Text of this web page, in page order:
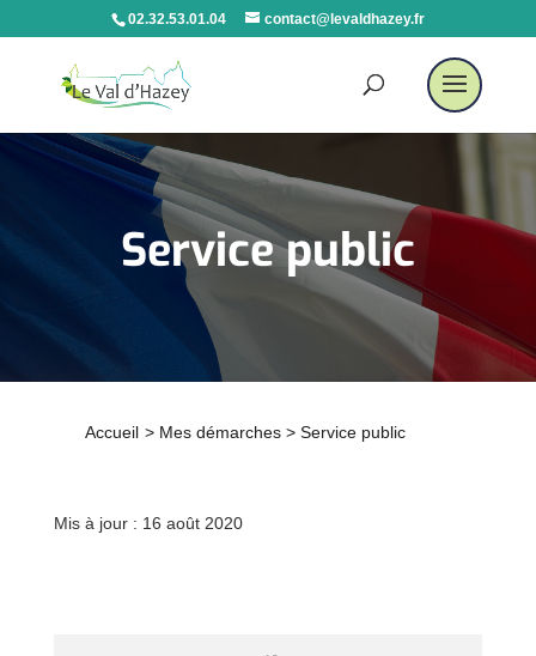
02.32.53.01.04 contact@levaldhazey.fr
Service public
Accueil > Mes démarches > Service public
Mis à jour : 16 août 2020